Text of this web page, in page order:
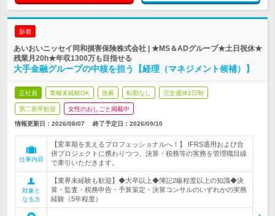
新着
あいおいニッセイ同和損害保険株式会社 | ★MS＆ADグループ★土日祝休★
残業月20h★年収1300万も目指せる
大手金融グループの中核を担う【経理（マネジメント候補）】
正社員 業種未経験OK 急募 転勤なし 完全週休2日制
第二新卒歓迎 女性のおしごと掲載中
情報更新日：2026/08/07 終了予定日： 2026/09/10
仕事内容
【変革期を支えるプロフェッショナルへ！】 IFRS適用および合
併プロジェクトに携わりつつ、決算・税務等の実務を管理職目線
で牽引いただきます。
対象と
なる方
【業界未経験も歓迎】◆大卒以上◆簿記2級程度以上の知識◆決
算・監査・税務申告・予算策定・決算コンサルのいずれかの実務
経験（5年程度）